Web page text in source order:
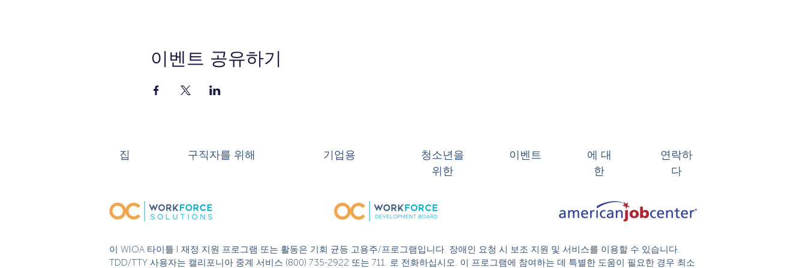
이벤트 공유하기
집 구직자를 위해 기업용
청소년을
위한
이벤트
에 대
한
연락하
다
이 WIOA 타이틀 I 재정 지원 프로그램 또는 활동은 기회 균등 고용주/프로그램입니다. 장애인 요청 시 보조 지원 및 서비스를 이용할 수 있습니다.
TDD/TTY 사용자는 캘리포니아 중계 서비스 (800) 735-2922 또는 711. 로 전화하십시오. 이 프로그램에 참여하는 데 특별한 도움이 필요한 경우 최소